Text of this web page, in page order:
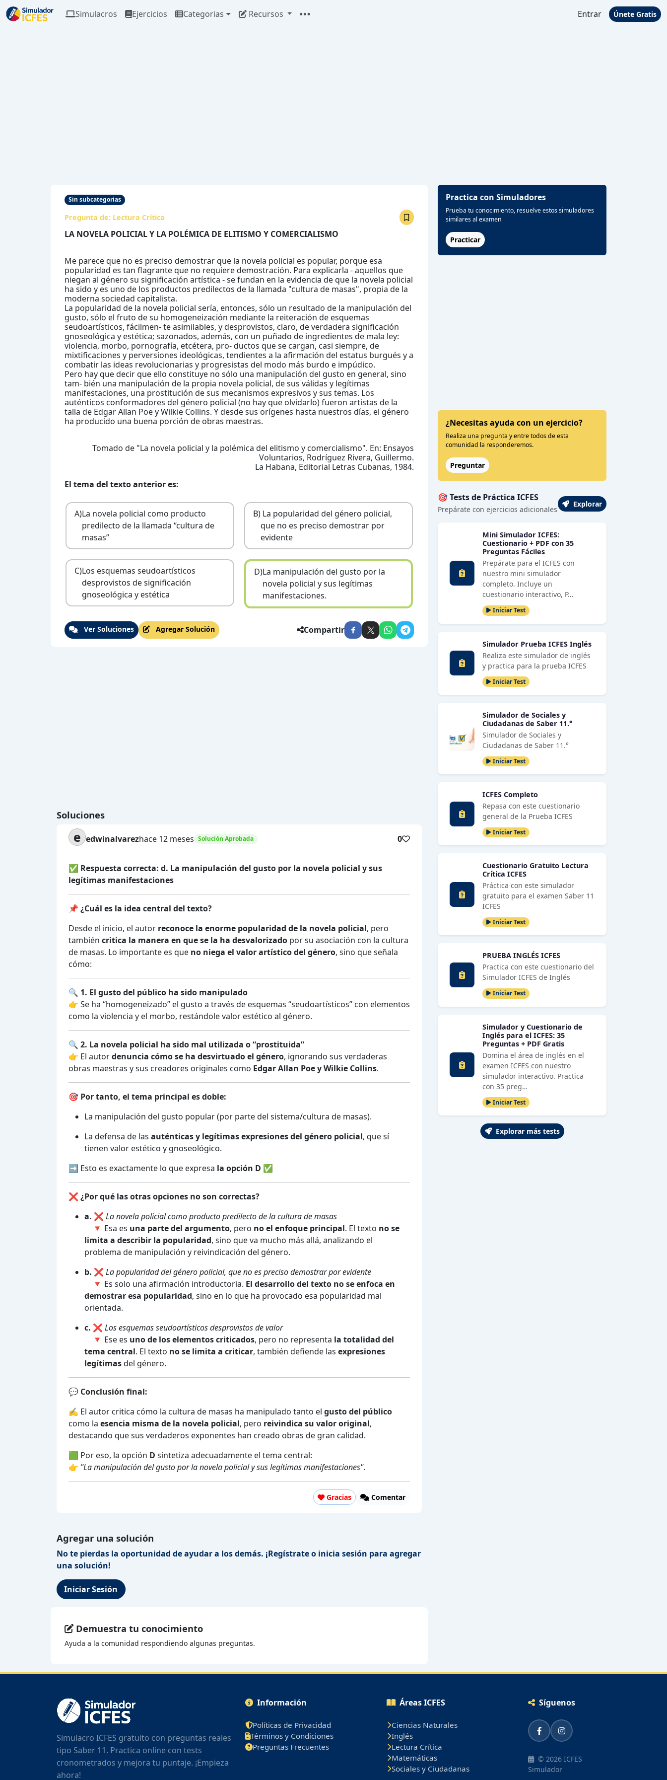
Simulacros Ejercicios Categorias Recursos Entrar Únete Gratis
Sin subcategorias
Pregunta de: Lectura Crítica
LA NOVELA POLICIAL Y LA POLÉMICA DE ELITISMO Y COMERCIALISMO
Me parece que no es preciso demostrar que la novela policial es popular, porque esa
popularidad es tan flagrante que no requiere demostración. Para explicarla - aquellos que
niegan al género su significación artística - se fundan en la evidencia de que la novela policial
ha sido y es uno de los productos predilectos de la llamada "cultura de masas", propia de la
moderna sociedad capitalista.
La popularidad de la novela policial sería, entonces, sólo un resultado de la manipulación del
gusto, sólo el fruto de su homogeneización mediante la reiteración de esquemas
seudoartísticos, fácilmen- te asimilables, y desprovistos, claro, de verdadera significación
gnoseológica y estética; sazonados, además, con un puñado de ingredientes de mala ley:
violencia, morbo, pornografía, etcétera, pro- ductos que se cargan, casi siempre, de
mixtificaciones y perversiones ideológicas, tendientes a la afirmación del estatus burgués y a
combatir las ideas revolucionarias y progresistas del modo más burdo e impúdico.
Pero hay que decir que ello constituye no sólo una manipulación del gusto en general, sino
tam- bién una manipulación de la propia novela policial, de sus válidas y legítimas
manifestaciones, una prostitución de sus mecanismos expresivos y sus temas. Los
auténticos conformadores del género policial (no hay que olvidarlo) fueron artistas de la
talla de Edgar Allan Poe y Wilkie Collins. Y desde sus orígenes hasta nuestros días, el género
ha producido una buena porción de obras maestras.
Tomado de "La novela policial y la polémica del elitismo y comercialismo". En: Ensayos
Voluntarios, Rodríguez Rivera, Guillermo.
La Habana, Editorial Letras Cubanas, 1984.
El tema del texto anterior es:
A)La novela policial como producto
predilecto de la llamada “cultura de
masas”
B) La popularidad del género policial,
que no es preciso demostrar por
evidente
C)Los esquemas seudoartísticos
desprovistos de significación
gnoseológica y estética
D)La manipulación del gusto por la
novela policial y sus legítimas
manifestaciones.
Ver Soluciones Agregar Solución Compartir
Soluciones
e edwinalvarezhace 12 meses Solución Aprobada 0
✅ Respuesta correcta: d. La manipulación del gusto por la novela policial y sus
legítimas manifestaciones
📌 ¿Cuál es la idea central del texto?
Desde el inicio, el autor reconoce la enorme popularidad de la novela policial, pero
también critica la manera en que se la ha desvalorizado por su asociación con la cultura
de masas. Lo importante es que no niega el valor artístico del género, sino que señala
cómo:
🔍 1. El gusto del público ha sido manipulado
👉 Se ha “homogeneizado” el gusto a través de esquemas “seudoartísticos” con elementos
como la violencia y el morbo, restándole valor estético al género.
🔍 2. La novela policial ha sido mal utilizada o “prostituida”
👉 El autordenuncia cómo se ha desvirtuado el género, ignorando sus verdaderas
obras maestras y sus creadores originales como Edgar Allan Poe y Wilkie Collins.
🎯 Por tanto, el tema principal es doble:
La manipulación del gusto popular (por parte del sistema/cultura de masas).
La defensa de las auténticas y legítimas expresiones del género policial, que sí
tienen valor estético y gnoseológico.
➡️ Esto es exactamente lo que expresa la opción D ✅
❌ ¿Por qué las otras opciones no son correctas?
a. ❌ La novela policial como producto predilecto de la cultura de masas
🔻 Esa es una parte del argumento, pero no el enfoque principal. El texto no se
limita a describir la popularidad, sino que va mucho más allá, analizando el
problema de manipulación y reivindicación del género.
b. ❌ La popularidad del género policial, que no es preciso demostrar por evidente
🔻 Es solo una afirmación introductoria. El desarrollo del texto no se enfoca en
demostrar esa popularidad, sino en lo que ha provocado esa popularidad mal
orientada.
c. ❌ Los esquemas seudoartísticos desprovistos de valor
🔻 Ese es uno de los elementos criticados, pero no representa la totalidad del
tema central. El texto no se limita a criticar, también defiende las expresiones
legítimasdel género.
💬 Conclusión final:
✍️ El autor critica cómo la cultura de masas ha manipulado tanto el gusto del público
como la esencia misma de la novela policial, pero reivindica su valor original,
destacando que sus verdaderos exponentes han creado obras de gran calidad.
🟩 Por eso, la opción D sintetiza adecuadamente el tema central:
👉 "La manipulación del gusto por la novela policial y sus legítimas manifestaciones".
Gracias Comentar
Agregar una solución
No te pierdas la oportunidad de ayudar a los demás. ¡Regístrate o inicia sesión para agregar
una solución!
Iniciar Sesión
Demuestra tu conocimiento
Ayuda a la comunidad respondiendo algunas preguntas.
Practica con Simuladores
Prueba tu conocimiento, resuelve estos simuladores
similares al examen
Practicar
¿Necesitas ayuda con un ejercicio?
Realiza una pregunta y entre todos de esta
comunidad la responderemos.
Preguntar
🎯 Tests de Práctica ICFES
Prepárate con ejercicios adicionales
Explorar
Mini Simulador ICFES:
Cuestionario + PDF con 35
Preguntas Fáciles
Prepárate para el ICFES con
nuestro mini simulador
completo. Incluye un
cuestionario interactivo, P…
Iniciar Test
Simulador Prueba ICFES Inglés
Realiza este simulador de inglés
y practica para la prueba ICFES
Iniciar Test
Simulador de Sociales y
Ciudadanas de Saber 11.°
Simulador de Sociales y
Ciudadanas de Saber 11.°
Iniciar Test
ICFES Completo
Repasa con este cuestionario
general de la Prueba ICFES
Iniciar Test
Cuestionario Gratuito Lectura
Crítica ICFES
Práctica con este simulador
gratuito para el examen Saber 11
ICFES
Iniciar Test
PRUEBA INGLÉS ICFES
Practica con este cuestionario del
Simulador ICFES de Inglés
Iniciar Test
Simulador y Cuestionario de
Inglés para el ICFES: 35
Preguntas + PDF Gratis
Domina el área de inglés en el
examen ICFES con nuestro
simulador interactivo. Practica
con 35 preg…
Iniciar Test
Explorar más tests
Simulacro ICFES gratuito con preguntas reales
tipo Saber 11. Practica online con tests
cronometrados y mejora tu puntaje. ¡Empieza
ahora!
Información
Políticas de Privacidad
Términos y Condiciones
Preguntas Frecuentes
Áreas ICFES
Ciencias Naturales
Inglés
Lectura Crítica
Matemáticas
Sociales y Ciudadanas
Síguenos
© 2026 ICFES
Simulador